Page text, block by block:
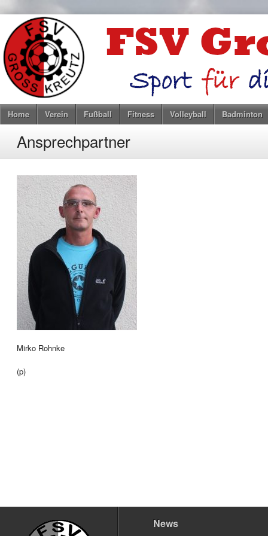
Home Verein Fußball Fitness Volleyball Badminton
Ansprechpartner
Mirko Rohnke
(p)
News